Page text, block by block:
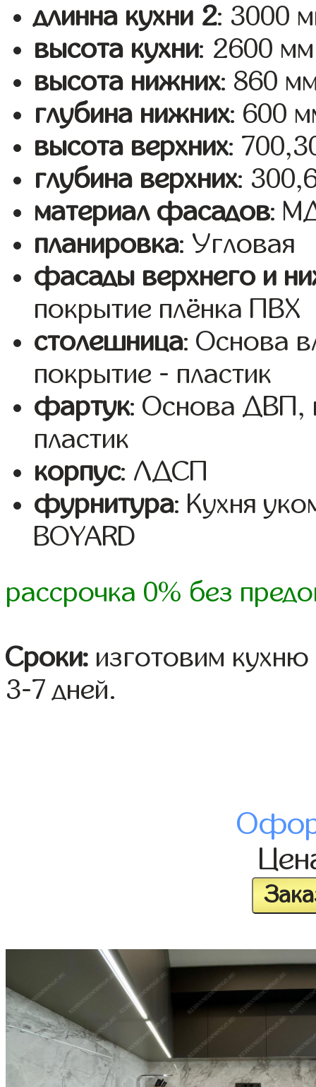
длинна кухни 2: 3000
высота кухни: 2600 мм
высота нижних: 860
глубина нижних: 600
высота верхних:
глубина верхних:
материал фасадов:
планировка: Угловая
фасады верхнего и
покрытие плёнка ПВХ
столешница: Основа
покрытие - пластик
фартук: Основа ДВП,
пластик
корпус: ЛДСП
фурнитура: Кухня
BOYARD
рассрочка 0% без
Сроки: изготовим
3-7 дней.